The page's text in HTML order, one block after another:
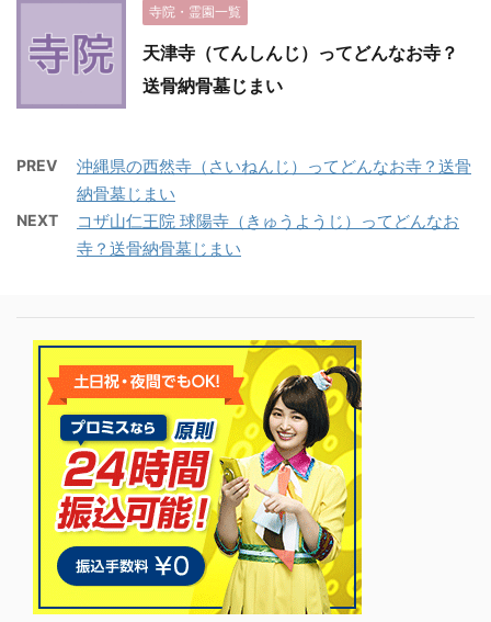
寺院・霊園一覧
天津寺（てんしんじ）ってどんなお寺？
送骨納骨墓じまい
PREV
沖縄県の西然寺（さいねんじ）ってどんなお寺？送骨
納骨墓じまい
NEXT
コザ山仁王院 球陽寺（きゅうようじ）ってどんなお
寺？送骨納骨墓じまい